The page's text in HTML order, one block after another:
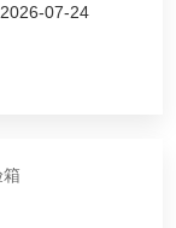
2026-07-24